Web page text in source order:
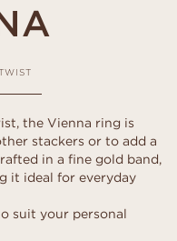
the Vienna ring is
stackers or to add a
in a fine gold band,
it ideal for everyday
suit your personal